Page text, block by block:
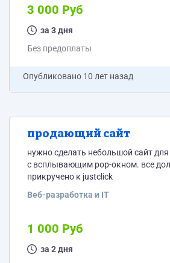
3 000 Руб
за 3 дня
Без предоплаты
Опубликовано 10 лет назад
продающий сайт
нужно сделать небольшой сайт
с всплывающим pop-окном. все
прикручено к justclick
Веб-разработка и IT
1 000 Руб
за 2 дня